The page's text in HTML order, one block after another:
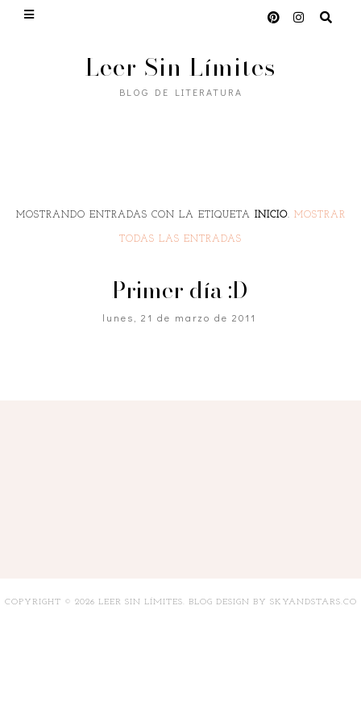
Leer Sin Límites
BLOG DE LITERATURA
MOSTRANDO ENTRADAS CON LA ETIQUETA INICIO. MOSTRAR
TODAS LAS ENTRADAS
Primer día :D
lunes, 21 de marzo de 2011
COPYRIGHT © 2026 LEER SIN LÍMITES. BLOG DESIGN BY SKYANDSTARS.CO